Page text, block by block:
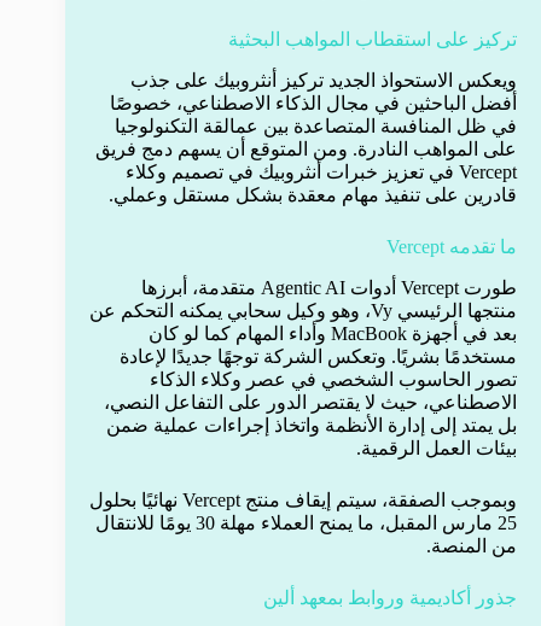
تركيز على استقطاب المواهب البحثية
ويعكس الاستحواذ الجديد تركيز أنثروبيك على جذب
أفضل الباحثين في مجال الذكاء الاصطناعي، خصوصًا
في ظل المنافسة المتصاعدة بين عمالقة التكنولوجيا
على المواهب النادرة. ومن المتوقع أن يسهم دمج فريق
Vercept في تعزيز خبرات أنثروبيك في تصميم وكلاء
قادرين على تنفيذ مهام معقدة بشكل مستقل وعملي.
ما تقدمه Vercept
طورت Vercept أدوات Agentic AI متقدمة، أبرزها
منتجها الرئيسي Vy، وهو وكيل سحابي يمكنه التحكم عن
بعد في أجهزة MacBook وأداء المهام كما لو كان
مستخدمًا بشريًا. وتعكس الشركة توجهًا جديدًا لإعادة
تصور الحاسوب الشخصي في عصر وكلاء الذكاء
الاصطناعي، حيث لا يقتصر الدور على التفاعل النصي،
بل يمتد إلى إدارة الأنظمة واتخاذ إجراءات عملية ضمن
بيئات العمل الرقمية.
وبموجب الصفقة، سيتم إيقاف منتج Vercept نهائيًا بحلول
25 مارس المقبل، ما يمنح العملاء مهلة 30 يومًا للانتقال
من المنصة.
جذور أكاديمية وروابط بمعهد ألين